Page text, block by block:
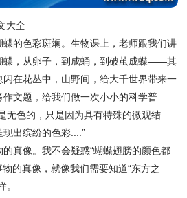
大全
的色彩斑斓。生物课上，老师跟我们讲
蝶，从卵子，到成蛹，到破茧成蝶——其
在花丛中，山野间，给大千世界带来一
文题，给我们做一次小小的科学普
无色的，只是因为具有特殊的微观结
出缤纷的色彩....”
像。我不会疑惑“蝴蝶翅膀的颜色都
的真像，就像我们需要知道“东方之
。